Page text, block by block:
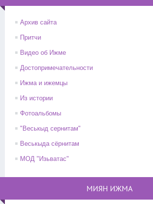
Архив сайта
Притчи
Видео об Ижме
Достопримечательности
Ижма и ижемцы
Из истории
Фотоальбомы
"Веськыд сернитам"
Веськыда сёрнитам
МОД "Изьватас"
МИЯН ИЖМА